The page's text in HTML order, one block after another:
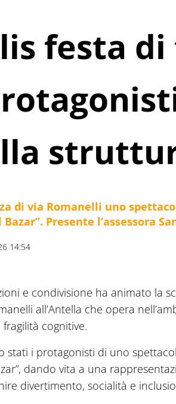
festa
di via Romanelli uno
Presente l’assessora
14:54
e condivisione ha animato la
all’Antella che opera
cognitive.
stati i protagonisti di uno
dando vita a una
divertimento, socialità e